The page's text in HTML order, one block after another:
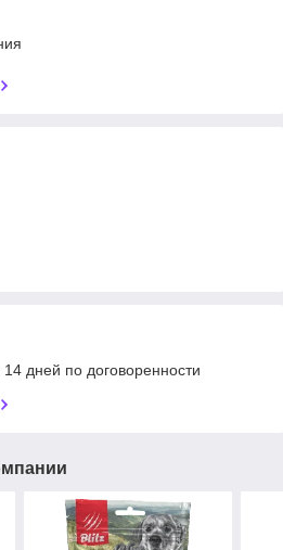
дней по договоренности